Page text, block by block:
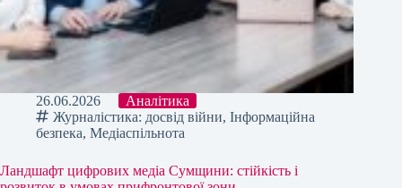
26.06.2026
Аналітика
Журналістика: досвід війни, Інформаційна
безпека, Медіаспільнота
Ландшафт цифрових медіа Сумщини: стійкість і